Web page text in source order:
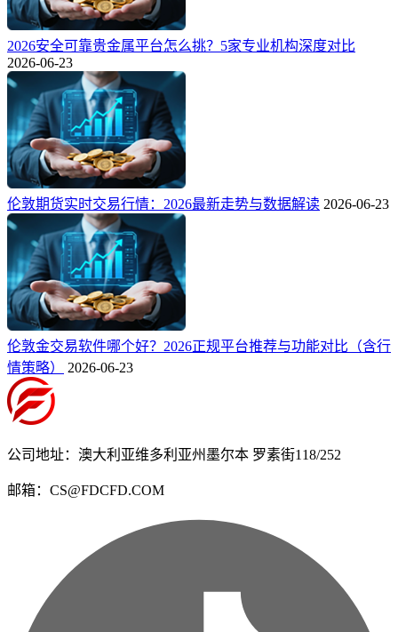
2026安全可靠贵金属平台怎么挑？5家专业机构深度对比
2026-06-23
伦敦期货实时交易行情：2026最新走势与数据解读 2026-06-23
伦敦金交易软件哪个好？2026正规平台推荐与功能对比（含行
情策略）
2026-06-23
公司地址：澳大利亚维多利亚州墨尔本 罗素街118/252
邮箱：CS@FDCFD.COM